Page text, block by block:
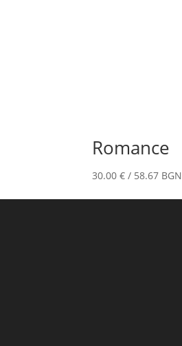
Romance
30.00€ / 58.67 BGN